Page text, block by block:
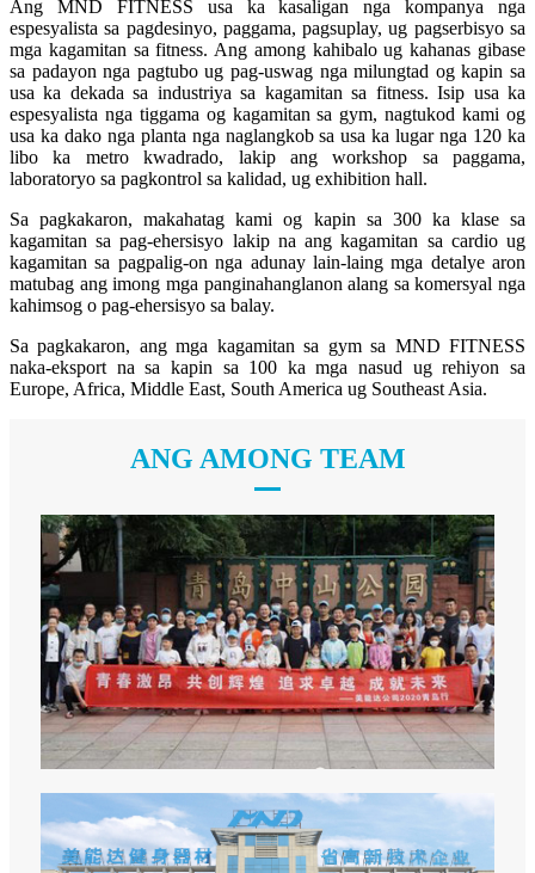
Ang MND FITNESS usa ka kasaligan nga kompanya nga
espesyalista sa pagdesinyo, paggama, pagsuplay, ug pagserbisyo sa
mga kagamitan sa fitness. Ang among kahibalo ug kahanas gibase
sa padayon nga pagtubo ug pag-uswag nga milungtad og kapin sa
usa ka dekada sa industriya sa kagamitan sa fitness. Isip usa ka
espesyalista nga tiggama og kagamitan sa gym, nagtukod kami og
usa ka dako nga planta nga naglangkob sa usa ka lugar nga 120 ka
libo ka metro kwadrado, lakip ang workshop sa paggama,
laboratoryo sa pagkontrol sa kalidad, ug exhibition hall.
Sa pagkakaron, makahatag kami og kapin sa 300 ka klase sa
kagamitan sa pag-ehersisyo lakip na ang kagamitan sa cardio ug
kagamitan sa pagpalig-on nga adunay lain-laing mga detalye aron
matubag ang imong mga panginahanglanon alang sa komersyal nga
kahimsog o pag-ehersisyo sa balay.
Sa pagkakaron, ang mga kagamitan sa gym sa MND FITNESS
naka-eksport na sa kapin sa 100 ka mga nasud ug rehiyon sa
Europe, Africa, Middle East, South America ug Southeast Asia.
ANG AMONG TEAM